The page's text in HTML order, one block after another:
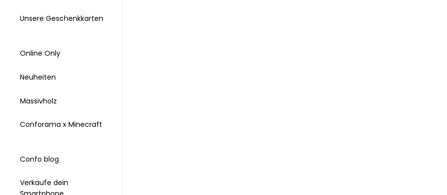
Unsere Geschenkkarten
Online Only
Neuheiten
Massivholz
Conforama x Minecraft
Confo blog
Verkaufe dein